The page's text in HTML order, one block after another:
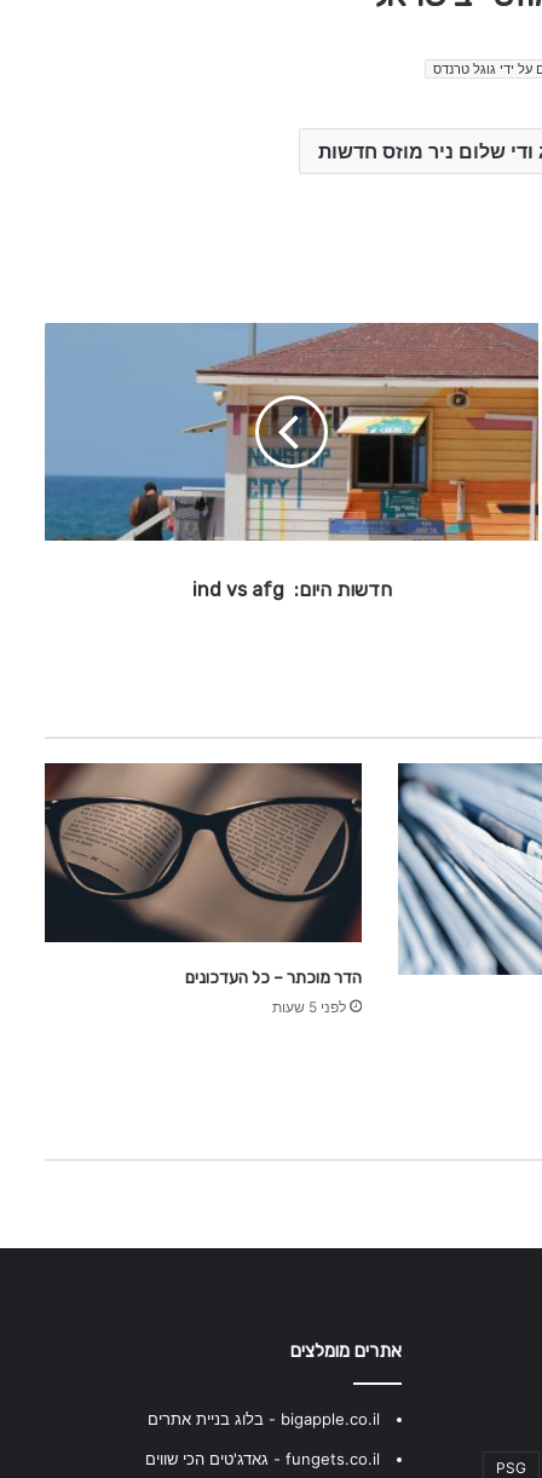
על ידי גוגל טרנדס
ודי שלום ניר מוזס חדשות
ח
ד
ש
ו
ת
ה
י
ו
ם
a
f
g
חדשות היום: ind vs afg
הדר מוכתר – כל העדכונים
לפני 5 שעות
PSG
אתרים מומלצים
bigapple.co.il - בלוג בניית אתרים
fungets.co.il - גאדג'טים הכי שווים